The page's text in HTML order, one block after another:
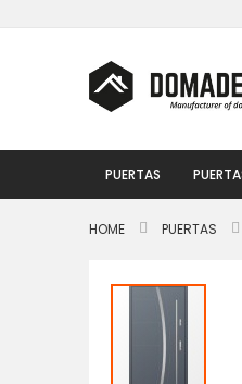
al
PUERTAS
HOME PUERTAS
Saltar